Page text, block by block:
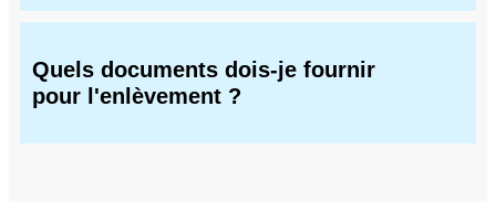
Quels documents dois-je fournir
pour l'enlèvement ?